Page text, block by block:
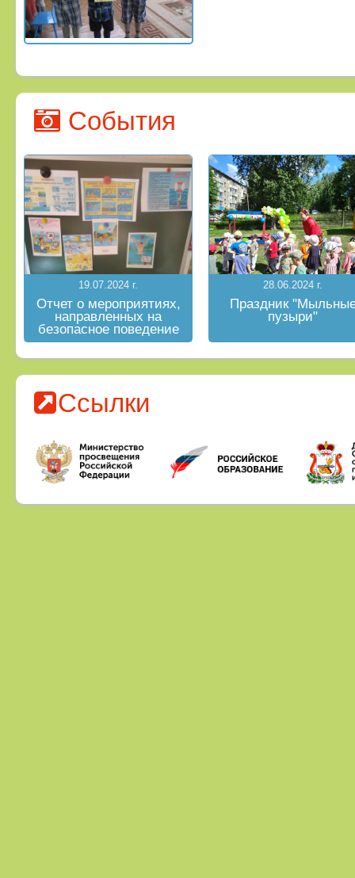
События
19.07.2024 г.
Отчет о мероприятиях,
направленных на
безопасное поведение
на водных объектах в
летний период
28.06.2024 г.
Праздник
пузыри"
Ссылки